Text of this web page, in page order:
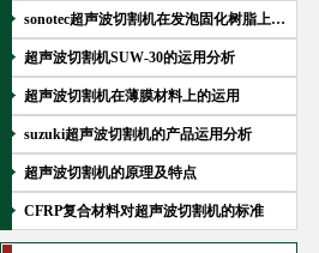
sonotec超声波切割机在发泡固化树脂上的运用
超声波切割机SUW-30的运用分析
超声波切割机在薄膜材料上的运用
suzuki超声波切割机的产品运用分析
超声波切割机的原理及特点
CFRP复合材料对超声波切割机的标准